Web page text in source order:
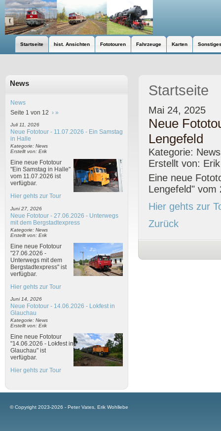
Startseite hist. Ansichten Fototouren Fahrzeuge Karten
News
News
Seite 1 von 12 › »
Juli 11, 2026
Neue Fototour - 11.07.2026 - Ein Samstag
in Halle
Kategorie: News
Erstellt von: Erik
Eine neue Fototour
"Ein Samstag in Halle"
vom 11.07.2026 ist
verfügbar.
Hier gehts zur Tour
Juni 27, 2026
Neue Fototour - 27.06.2026 - Unterwegs
mit dem Bergstadtexpress
Kategorie: News
Erstellt von: Erik
Eine neue Fototour
"27.06.2026 -
Unterwegs mit dem
Bergstadtexpress" ist
verfügbar.
Hier gehts zur Tour
Juni 14, 2026
Neue Fototour - 14.06.2026 - Lokfest in
Glauchau
Kategorie: News
Erstellt von: Erik
Eine neue Fototour
"14.06.2026 - Lokfest in
Glauchau" ist
verfügbar.
Hier gehts zur Tour
Startseite
Mai 24, 2025
Neue
Lengefeld
Kategorie: News
Erstellt von: Erik
Eine neue
Lengefeld" vom
Hier gehts zur
Zurück
© Copyright 2023-2026 - Peter Vates, Erik Wohllebe